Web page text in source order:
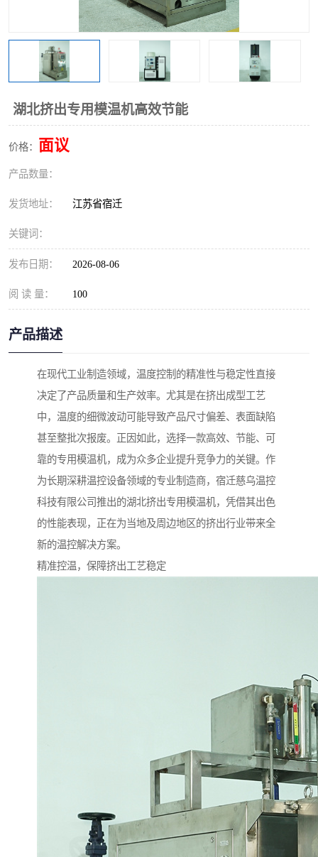
湖北挤出专用模温机高效节能
价格： 面议
产品数量：
发货地址： 江苏省宿迁
关键词：
发布日期： 2026-08-06
阅 读 量： 100
产品描述
在现代工业制造领域，温度控制的精准性与稳定性直接
决定了产品质量和生产效率。尤其是在挤出成型工艺
中，温度的细微波动可能导致产品尺寸偏差、表面缺陷
甚至整批次报废。正因如此，选择一款高效、节能、可
靠的专用模温机，成为众多企业提升竞争力的关键。作
为长期深耕温控设备领域的专业制造商，宿迁慈乌温控
科技有限公司推出的湖北挤出专用模温机，凭借其出色
的性能表现，正在为当地及周边地区的挤出行业带来全
新的温控解决方案。
精准控温，保障挤出工艺稳定